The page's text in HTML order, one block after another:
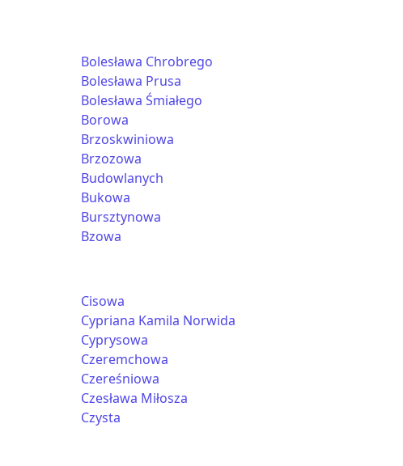
Bolesława Chrobrego
Bolesława Prusa
Bolesława Śmiałego
Borowa
Brzoskwiniowa
Brzozowa
Budowlanych
Bukowa
Bursztynowa
Bzowa
Cisowa
Cypriana Kamila Norwida
Cyprysowa
Czeremchowa
Czereśniowa
Czesława Miłosza
Czysta